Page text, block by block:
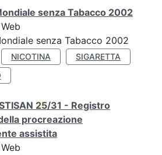
senza Tabacco 2002
senza Tabacco 2002
NICOTINA
SIGARETTA
25/31 - Registro
procreazione
assistita